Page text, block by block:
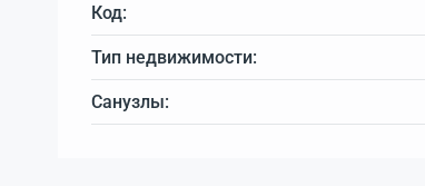
Код:
Тип недвижимости:
Санузлы: